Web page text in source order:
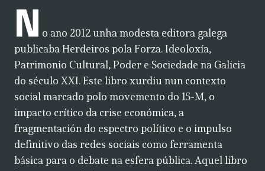
N o ano 2012 unha modesta editora galega
publicaba Herdeiros pola Forza. Ideoloxía,
Patrimonio Cultural, Poder e Sociedade na Galicia
do século XXI. Este libro xurdiu nun contexto
social marcado polo movemento do 15-M, o
impacto crítico da crise económica, a
fragmentación do espectro político e o impulso
definitivo das redes sociais como ferramenta
básica para o debate na esfera pública. Aquel libro